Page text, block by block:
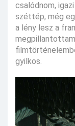
csalódnom,
széttép, még
a lény lesz a
gyilkos.